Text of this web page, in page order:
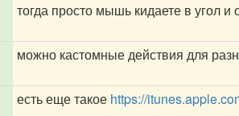
тогда просто мышь кидаете в угол и
можно кастомные действия для
есть еще такое https://